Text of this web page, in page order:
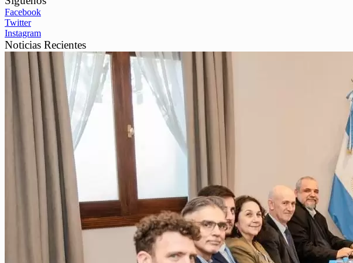
Facebook
Twitter
Instagram
Noticias Recientes